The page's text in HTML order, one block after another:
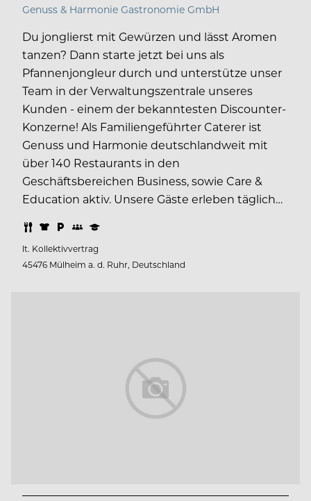
Genuss & Harmonie Gastronomie GmbH
Du jonglierst mit Gewürzen und lässt Aromen
tanzen? Dann starte jetzt bei uns als
Pfannenjongleur durch und unterstütze unser
Team in der Verwaltungszentrale unseres
Kunden - einem der bekanntesten Discounter-
Konzerne! Als Familiengeführter Caterer ist
Genuss und Harmonie deutschlandweit mit
über 140 Restaurants in den
Geschäftsbereichen Business, sowie Care &
Education aktiv. Unsere Gäste erleben täglich…
lt. Kollektivvertrag
45476 Mülheim a. d. Ruhr, Deutschland